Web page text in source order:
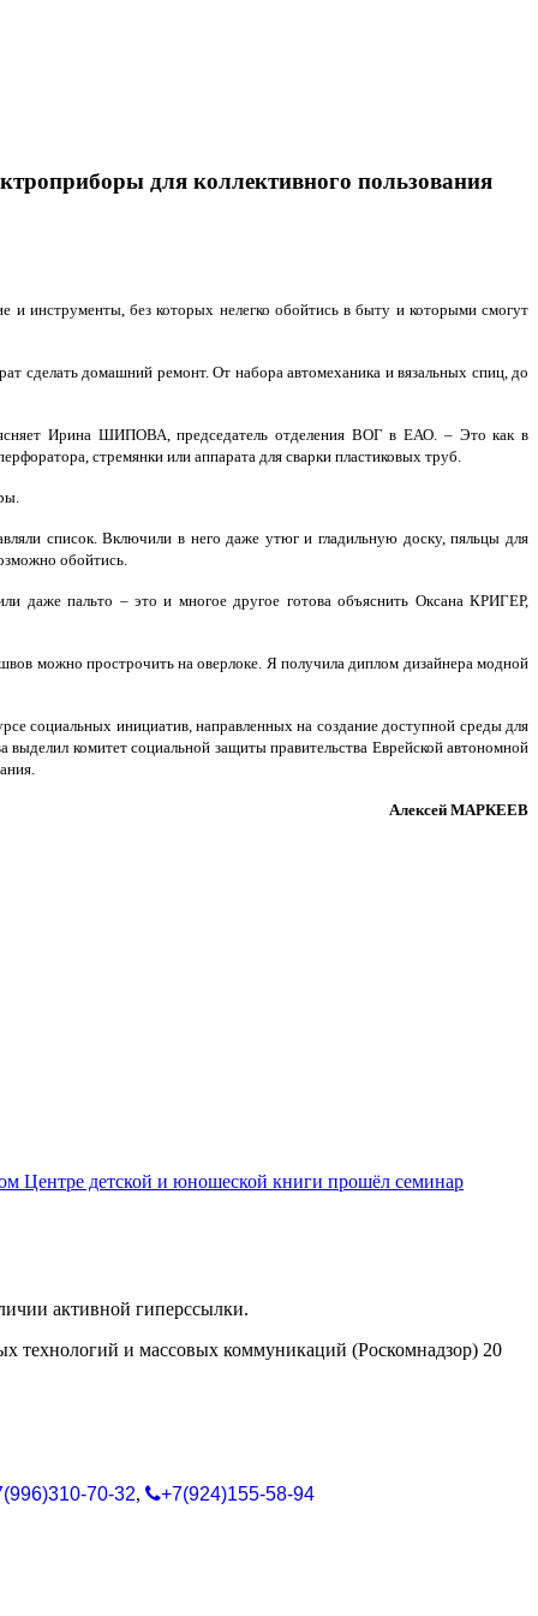
для коллективного пользования
и инструменты, без которых нелегко обойтись в быту и которыми смогут
сделать домашний ремонт. От набора автомеханика и вязальных спиц, до
Ирина ШИПОВА, председатель отделения ВОГ в ЕАО. – Это как в
стремянки или аппарата для сварки пластиковых труб.
список. Включили в него даже утюг и гладильную доску, пяльцы для
обойтись.
даже пальто – это и многое другое готова объяснить Оксана КРИГЕР,
можно прострочить на оверлоке. Я получила диплом дизайнера модной
социальных инициатив, направленных на создание доступной среды для
комитет социальной защиты правительства Еврейской автономной
Алексей МАРКЕЕВ
Центре детской и юношеской книги прошёл семинар
активной гиперссылки.
технологий и массовых коммуникаций (Роскомнадзор) 20
70-32, +7(924)155-58-94